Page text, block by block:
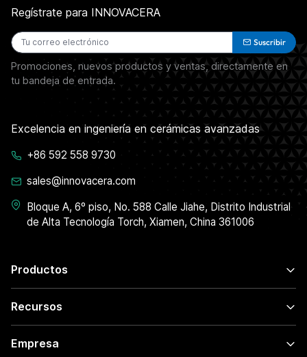
Productos
Recursos
Empresa
Regístrate para INNOVACERA
Suscribir
Promociones, nuevos productos y ventas, directamente en
tu bandeja de entrada.
Excelencia en ingeniería en cerámicas avanzadas
+86 592 558 9730
sales@innovacera.com
Bloque A, 6º piso, No. 588 Calle Jiahe, Distrito Industrial
de Alta Tecnología Torch, Xiamen, China 361006